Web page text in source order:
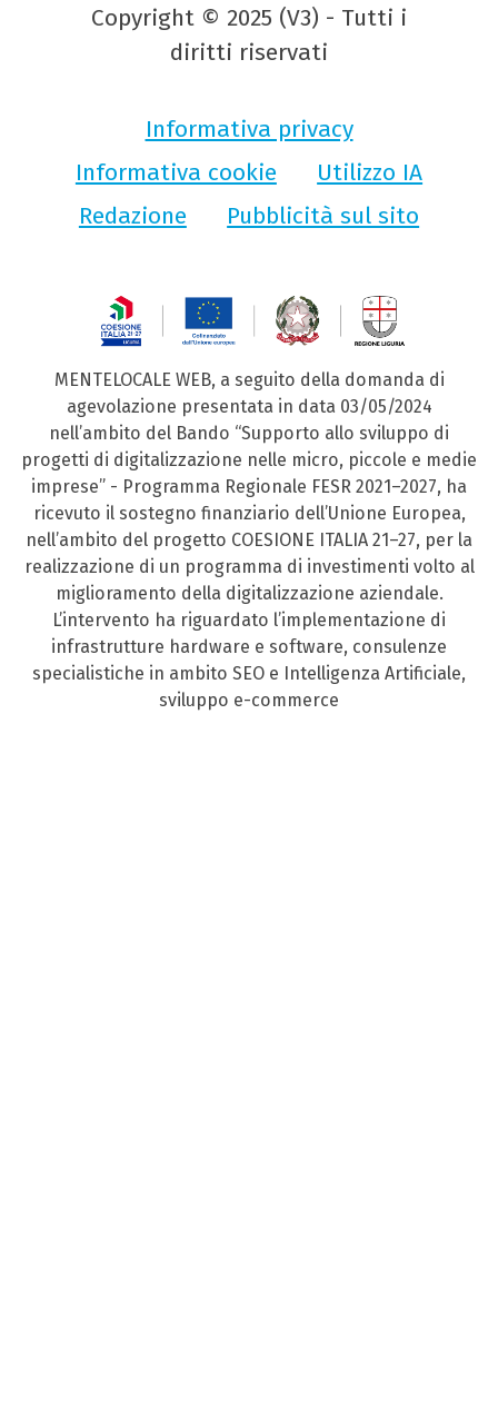
Copyright © 2025 (V3) - Tutti i
diritti riservati
Informativa privacy
Informativa cookie
Utilizzo IA
Redazione
Pubblicità sul sito
MENTELOCALE WEB, a seguito della domanda di
agevolazione presentata in data 03/05/2024
nell’ambito del Bando “Supporto allo sviluppo di
progetti di digitalizzazione nelle micro, piccole e medie
imprese” - Programma Regionale FESR 2021–2027, ha
ricevuto il sostegno finanziario dell’Unione Europea,
nell’ambito del progetto COESIONE ITALIA 21–27, per la
realizzazione di un programma di investimenti volto al
miglioramento della digitalizzazione aziendale.
L’intervento ha riguardato l’implementazione di
infrastrutture hardware e software, consulenze
specialistiche in ambito SEO e Intelligenza Artificiale,
sviluppo e-commerce